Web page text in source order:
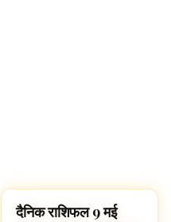
ज्योतिष
दैनिक राशिफल 9 मई